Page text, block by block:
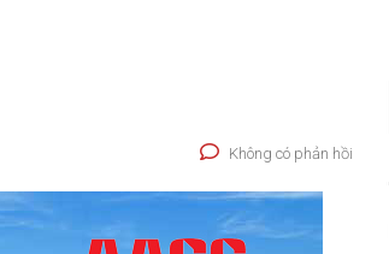
Không có phản hồi